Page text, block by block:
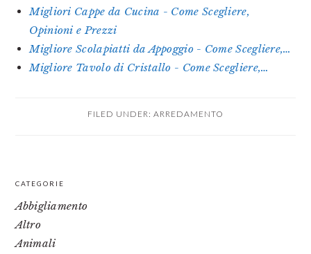
Migliori Cappe da Cucina - Come Scegliere,
Opinioni e Prezzi
Migliore Scolapiatti da Appoggio - Come Scegliere,…
Migliore Tavolo di Cristallo - Come Scegliere,…
FILED UNDER: ARREDAMENTO
SIDEBAR
CATEGORIE
Abbigliamento
Altro
Animali